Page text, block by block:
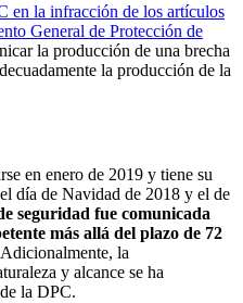
en la infracción de los artículos
General de Protección de
la producción de una brecha
la producción de la
en enero de 2019 y tiene su
día de Navidad de 2018 y el de
seguridad fue comunicada
más allá del plazo de 72
la
y alcance se ha
la DPC.